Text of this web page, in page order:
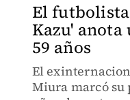
El
Kazu'
59 años
El
Miura marcó